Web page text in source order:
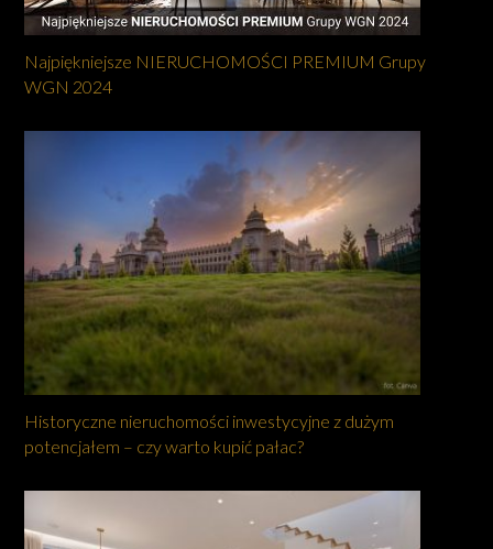
Najpiękniejsze NIERUCHOMOŚCI PREMIUM Grupy
WGN 2024
Historyczne nieruchomości inwestycyjne z dużym
potencjałem – czy warto kupić pałac?